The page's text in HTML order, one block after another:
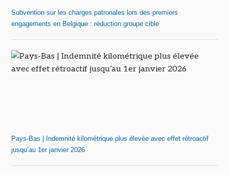
Subvention sur les charges patronales lors des premiers
engagements en Belgique : réduction groupe cible
Pays-Bas | Indemnité kilométrique plus élevée avec effet rétroactif
jusqu’au 1er janvier 2026